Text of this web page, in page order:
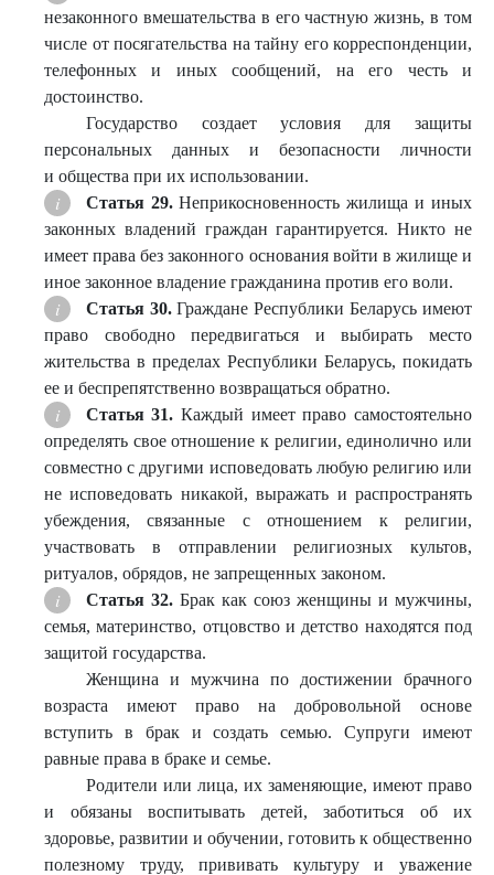
незаконного вмешательства в его частную жизнь, в том
числе от посягательства на тайну его корреспонденции,
телефонных и иных сообщений, на его честь и
достоинство.
Государство создает условия для защиты
персональных данных и безопасности личности
и общества при их использовании.
Статья 29.Неприкосновенность жилища и иных
законных владений граждан гарантируется. Никто не
имеет права без законного основания войти в жилище и
иное законное владение гражданина против его воли.
Статья 30.Граждане Республики Беларусь имеют
право свободно передвигаться и выбирать место
жительства в пределах Республики Беларусь, покидать
ее и беспрепятственно возвращаться обратно.
Статья 31.Каждый имеет право самостоятельно
определять свое отношение к религии, единолично или
совместно с другими исповедовать любую религию или
не исповедовать никакой, выражать и распространять
убеждения, связанные с отношением к религии,
участвовать в отправлении религиозных культов,
ритуалов, обрядов, не запрещенных законом.
Статья 32. Брак как союз женщины и мужчины,
семья, материнство, отцовство и детство находятся под
защитой государства.
Женщина и мужчина по достижении брачного
возраста имеют право на добровольной основе
вступить в брак и создать семью. Супруги имеют
равные права в браке и семье.
Родители или лица, их заменяющие, имеют право
и обязаны воспитывать детей, заботиться об их
здоровье, развитии и обучении, готовить к общественно
полезному труду, прививать культуру и уважение